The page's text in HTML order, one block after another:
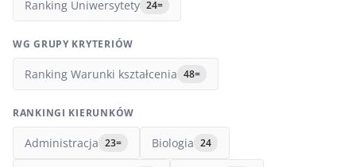
Ranking Uniwersytety 24=
WG GRUPY KRYTERIÓW
Ranking Warunki kształcenia 48=
RANKINGI KIERUNKÓW
Administracja 23= Biologia 24